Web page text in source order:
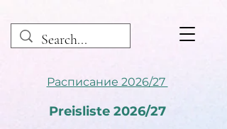
Расписание 2026/27
Preisliste 2026/27